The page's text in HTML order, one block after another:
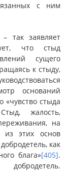
с ним
– так заявляет
что стыд
сущего
к стыду,
оснований
стыда
жалость,
на
из этих основ
как
блага»[405].